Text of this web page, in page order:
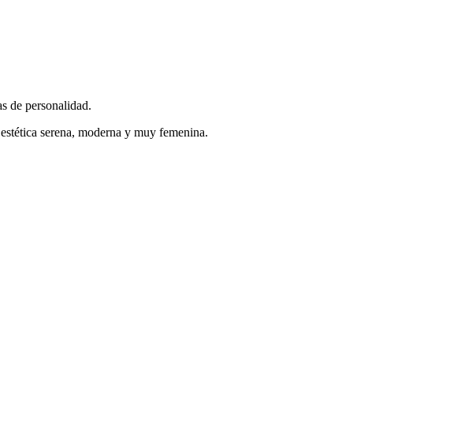
de personalidad.
serena, moderna y muy femenina.